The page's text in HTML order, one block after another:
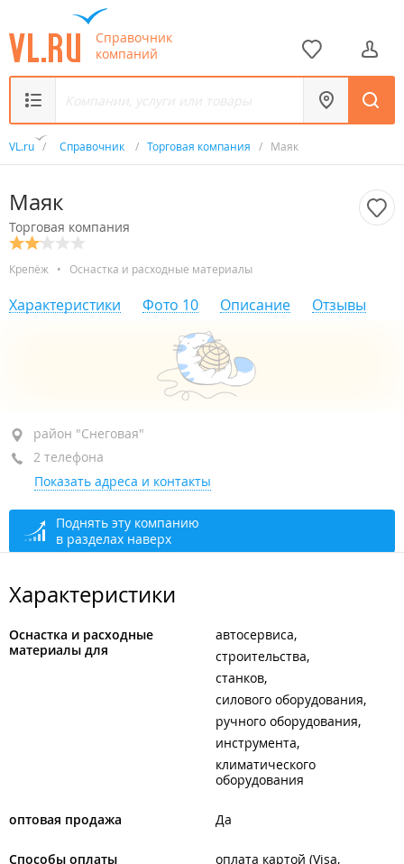
Справочник
компаний
VL.ru / Справочник / Торговая компания / Маяк
Маяк
Торговая компания
Крепёж • Оснастка и расходные материалы
Характеристики Фото 10 Описание Отзывы
район "Снеговая", ул. Снеговая, 34
+7 914 919-80-06
+7 914 950-29-05
закрыто, откроется в 09:00
район "Снеговая"
2 телефона
Показать адреса и контакты
Поднять эту компанию
в разделах наверх
Характеристики
Оснастка и расходные
материалы для
автосервиса
строительства
станков
силового оборудования
ручного оборудования
инструмента
климатического
оборудования
оптовая продажа Да
Способы оплаты
оплата картой (Visa,